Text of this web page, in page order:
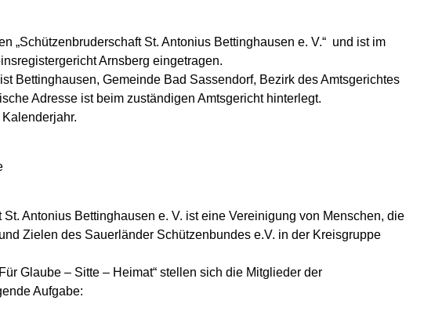
„Schützenbruderschaft St. Antonius Bettinghausen e. V.“ und ist im
Arnsberg eingetragen.
Bettinghausen, Gemeinde Bad Sassendorf, Bezirk des Amtsgerichtes
Adresse ist beim zuständigen Amtsgericht hinterlegt.
Antonius Bettinghausen e. V. ist eine Vereinigung von Menschen, die
Zielen des Sauerländer Schützenbundes e.V. in der Kreisgruppe
Glaube – Sitte – Heimat“ stellen sich die Mitglieder der
Aufgabe: